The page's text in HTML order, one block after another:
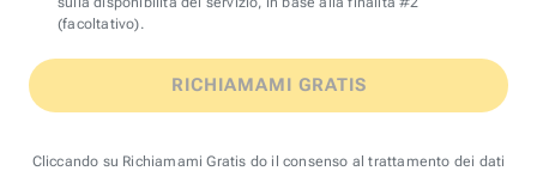
(facoltativo).
RICHIAMAMI GRATIS
Cliccando su Richiamami Gratis do il consenso al trattamento dei dati